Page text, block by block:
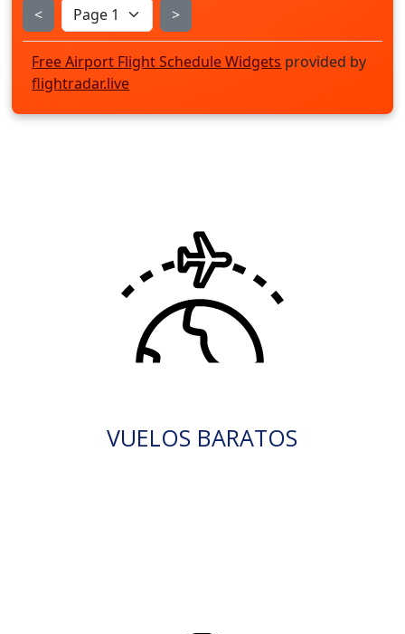
< >
Free Airport Flight Schedule Widgets provided by
flightradar.live
VUELOS BARATOS